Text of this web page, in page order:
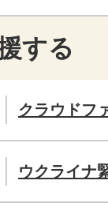
する
クラウドフ
ウクライナ